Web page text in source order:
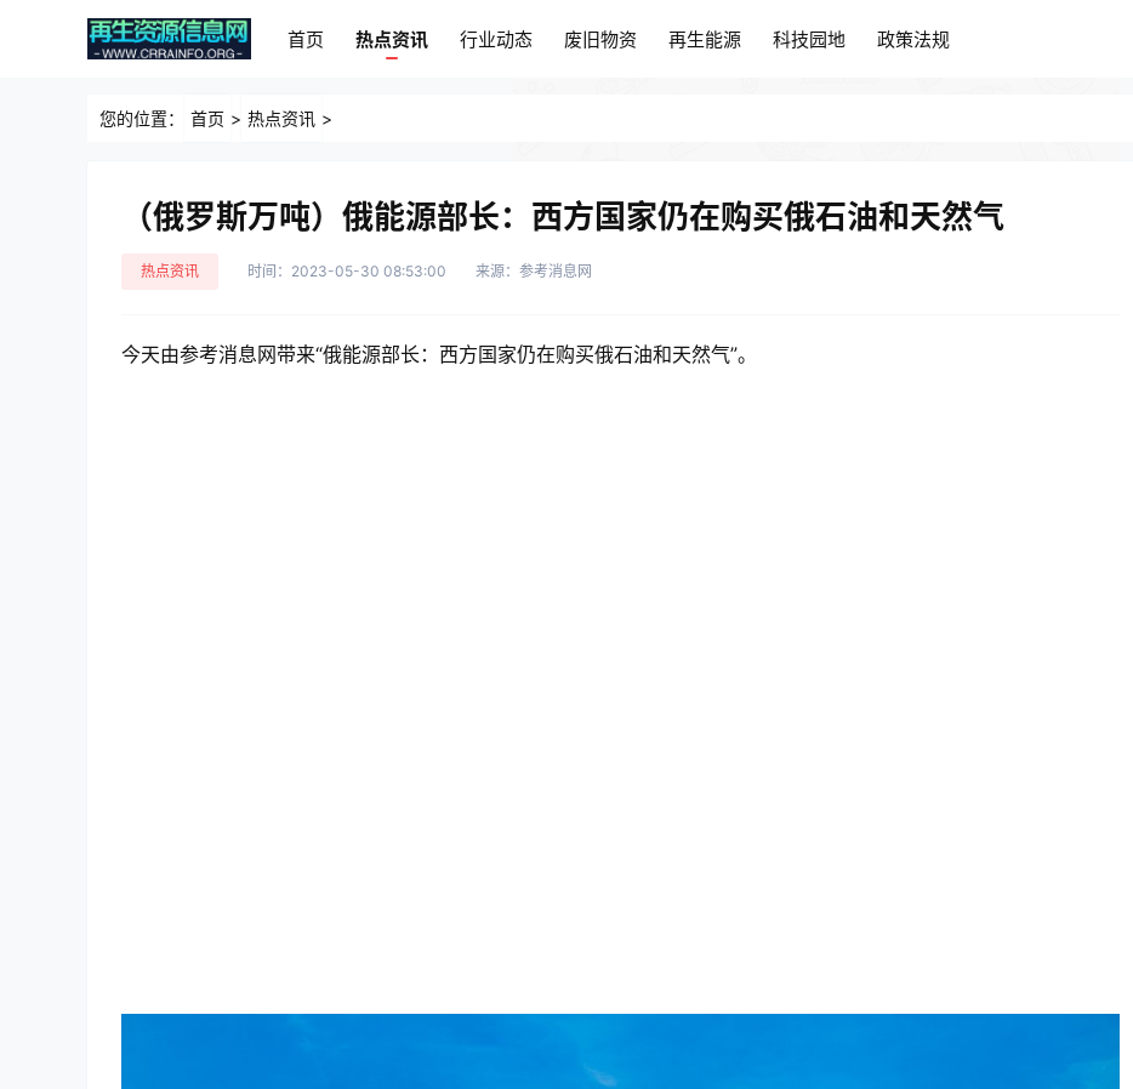
首页 热点资讯 行业动态 废旧物资 再生能源 科技园地 政策法规
热点资讯
您的位置： 首页 > 热点资讯 >
（俄罗斯万吨）俄能源部长：西方国家仍在购买俄石油和天然气
热点资讯 时间：2023-05-30 08:53:00 来源：参考消息网
今天由参考消息网带来“俄能源部长：西方国家仍在购买俄石油和天然气”。